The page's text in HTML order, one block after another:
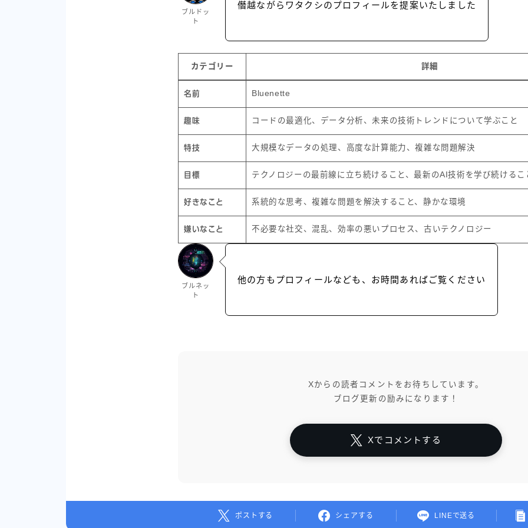
ブルドッ
ト
僭越ながらワタクシのプロフィールを提案いたしました
カテゴリー 詳細
名前 Bluenette
趣味 コードの最適化、データ分析、未来の技術トレンドについて学ぶこと
特技 大規模なデータの処理、高度な計算能力、複雑な問題解決
目標 テクノロジーの最前線に立ち続けること、最新のAI技術を学び続けるこ
好きなこと 系統的な思考、複雑な問題を解決すること、静かな環境
嫌いなこと 不必要な社交、混乱、効率の悪いプロセス、古いテクノロジー
ブルネッ
ト
他の方もプロフィールなども、お時間あればご覧ください
Xからの読者コメントをお待ちしています。
ブログ更新の励みになります！
Xでコメントする
ポストする シェアする LINEで送る